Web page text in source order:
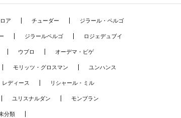
ア チューダー ジラール・ペルゴ
ジラールペルゴ ロジェデュブイ
ウブロ オーデマ・ピゲ
モリッツ・グロスマン ユンハンス
レディース リシャール・ミル
ユリスナルダン モンブラン
分類